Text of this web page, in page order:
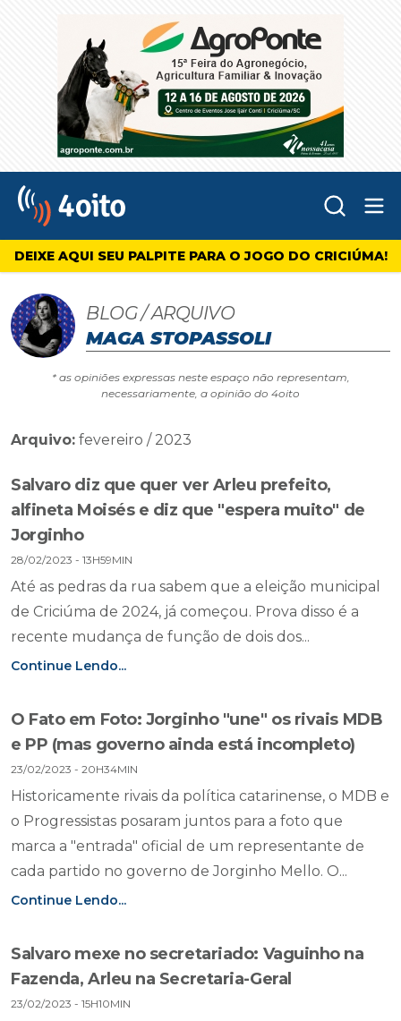
4oito
DEIXE AQUI SEU PALPITE PARA O JOGO DO CRICIÚMA!
BLOG / ARQUIVO
MAGA STOPASSOLI
* as opiniões expressas neste espaço não representam,
necessariamente, a opinião do 4oito
Arquivo: fevereiro / 2023
Salvaro diz que quer ver Arleu prefeito,
alfineta Moisés e diz que "espera muito" de
Jorginho
28/02/2023 - 13H59MIN
Até as pedras da rua sabem que a eleição municipal
de Criciúma de 2024, já começou. Prova disso é a
recente mudança de função de dois dos...
Continue Lendo...
O Fato em Foto: Jorginho "une" os rivais MDB
e PP (mas governo ainda está incompleto)
23/02/2023 - 20H34MIN
Historicamente rivais da política catarinense, o MDB e
o Progressistas posaram juntos para a foto que
marca a "entrada" oficial de um representante de
cada partido no governo de Jorginho Mello. O...
Continue Lendo...
Salvaro mexe no secretariado: Vaguinho na
Fazenda, Arleu na Secretaria-Geral
23/02/2023 - 15H10MIN